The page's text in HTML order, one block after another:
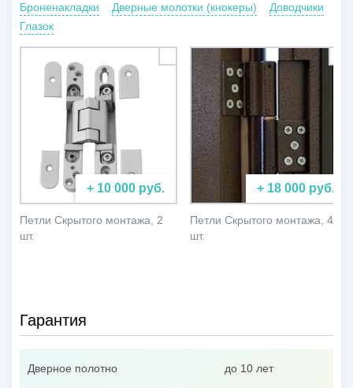
Броненакладки
Дверные молотки (кнокеры)
Доводчики
Глазок
+ 10 000 руб.
Петли Скрытого монтажа, 2
шт.
+ 18 000 руб.
Петли Скрытого монтажа, 4
шт.
Гарантия
Дверное полотно до 10 лет